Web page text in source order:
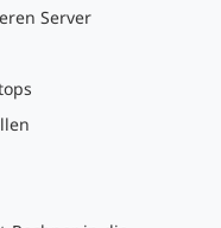
Server